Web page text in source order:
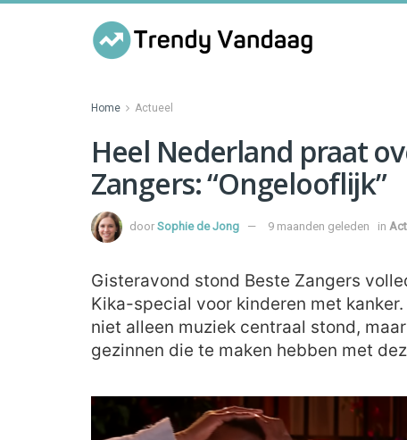
Home Actueel
Heel Nederland praat
Zangers: “Ongelooflijk”
door Sophie de Jong 9 maanden geleden in
Gisteravond stond Beste Zangers
Kika-special voor kinderen met
niet alleen muziek centraal stond,
gezinnen die te maken hebben met